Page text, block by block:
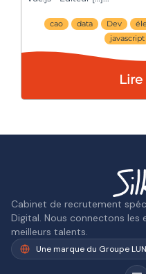
cao data Dev
javascript
Cabinet de recrutement
Digital. Nous connectons les
meilleurs talents.
Une marque du Groupe